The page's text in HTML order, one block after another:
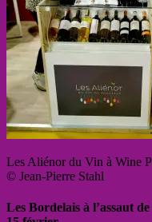
Les Aliénor du Vin à Wine
© Jean-Pierre Stahl
Les Bordelais à l’assaut